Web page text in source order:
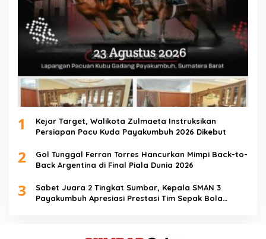
1
Kejar Target, Walikota Zulmaeta Instruksikan
Persiapan Pacu Kuda Payakumbuh 2026 Dikebut
2
Gol Tunggal Ferran Torres Hancurkan Mimpi Back-to-
Back Argentina di Final Piala Dunia 2026
3
Sabet Juara 2 Tingkat Sumbar, Kepala SMAN 3
Payakumbuh Apresiasi Prestasi Tim Sepak Bola